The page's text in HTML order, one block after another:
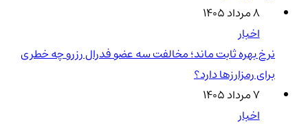
۸ مرداد ۱۴۰۵
اخبار
نرخ بهره ثابت ماند؛ مخالفت سه عضو فدرال رزرو چه خطری
برای رمزارزها دارد؟
۷ مرداد ۱۴۰۵
اخبار